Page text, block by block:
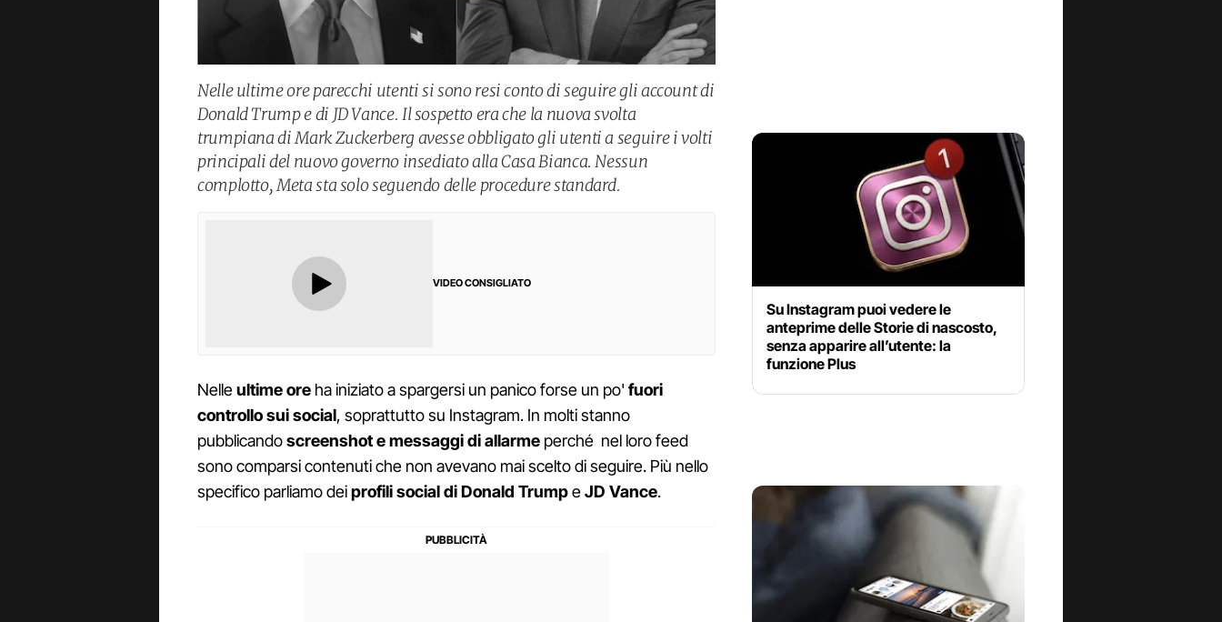
Nelle ultime ore parecchi utenti si sono resi conto di seguire gli account di
Donald Trump e di JD Vance. Il sospetto era che la nuova svolta
trumpiana di Mark Zuckerberg avesse obbligato gli utenti a seguire i volti
principali del nuovo governo insediato alla Casa Bianca. Nessun
complotto, Meta sta solo seguendo delle procedure standard.
VIDEO CONSIGLIATO
Nelleultime ore ha iniziato a spargersi un panico forse un po' fuori
controllo sui social, soprattutto su Instagram. In molti stanno
pubblicandoscreenshot e messaggi di allarme perché nel loro feed
sono comparsi contenuti che non avevano mai scelto di seguire. Più nello
specifico parliamo deiprofili social di Donald TrumpeJD Vance.
Su Instagram puoi vedere le
anteprime delle Storie di nascosto,
senza apparire all’utente: la
funzione Plus